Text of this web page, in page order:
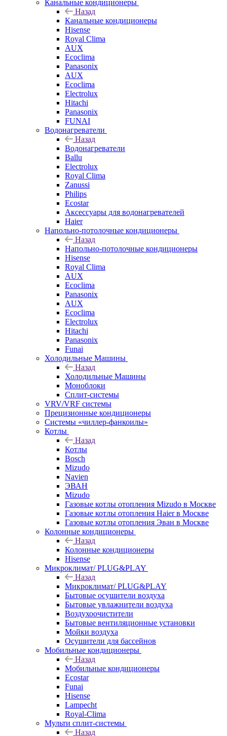
Канальные кондиционеры
Назад
Канальные кондиционеры
Hisense
Royal Clima
AUX
Ecoclima
Panasonix
AUX
Ecoclima
Electrolux
Hitachi
Panasonix
FUNAI
Водонагреватели
Назад
Водонагреватели
Ballu
Electrolux
Royal Clima
Zanussi
Philips
Ecostar
Аксессуары для водонагревателей
Haier
Напольно-потолочные кондиционеры
Назад
Напольно-потолочные кондиционеры
Hisense
Royal Clima
AUX
Ecoclima
Panasonix
AUX
Ecoclima
Electrolux
Hitachi
Panasonix
Funai
Холодильные Машины
Назад
Холодильные Машины
Моноблоки
Сплит-системы
VRV/VRF системы
Прецизионные кондиционеры
Системы «чиллер-фанкоилы»
Котлы
Назад
Котлы
Bosch
Mizudo
Navien
ЭВАН
Mizudo
Газовые котлы отопления Mizudo в Москве
Газовые котлы отопления Haier в Москве
Газовые котлы отопления Эван в Москве
Колонные кондиционеры
Назад
Колонные кондиционеры
Hisense
Микроклимат/ PLUG&PLAY
Назад
Микроклимат/ PLUG&PLAY
Бытовые осушители воздуха
Бытовые увлажнители воздуха
Воздухоочистители
Бытовые вентиляционные установки
Мойки воздуха
Осушители для бассейнов
Мобильные кондиционеры
Назад
Мобильные кондиционеры
Ecostar
Funai
Hisense
Lampecht
Royal-Clima
Мульти сплит-системы
Назад